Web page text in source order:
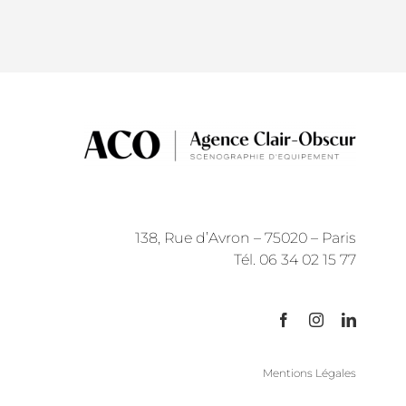
138, Rue d’Avron – 75020 – Paris
Tél. 06 34 02 15 77
Mentions Légales